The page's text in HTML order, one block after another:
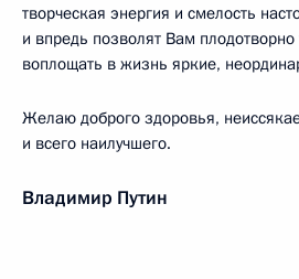
творческая энергия и смелость
и впредь позволят Вам плодотворно
воплощать в жизнь яркие,
Желаю доброго здоровья,
и всего наилучшего.
Владимир Путин